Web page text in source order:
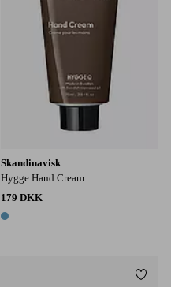
Skandinavisk
Hygge Hand Cream
179 DKK
1 farve